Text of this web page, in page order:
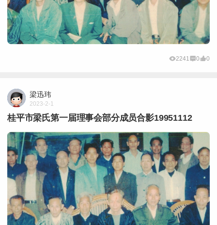
2241 0 0
梁迅玮
2023-2-1
桂平市梁氏第一届理事会部分成员合影19951112